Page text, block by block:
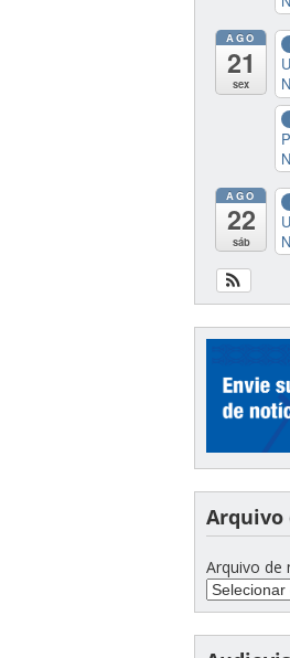
AGO
21
sex
AGO
22
sáb
Arquivo
Arquivo de